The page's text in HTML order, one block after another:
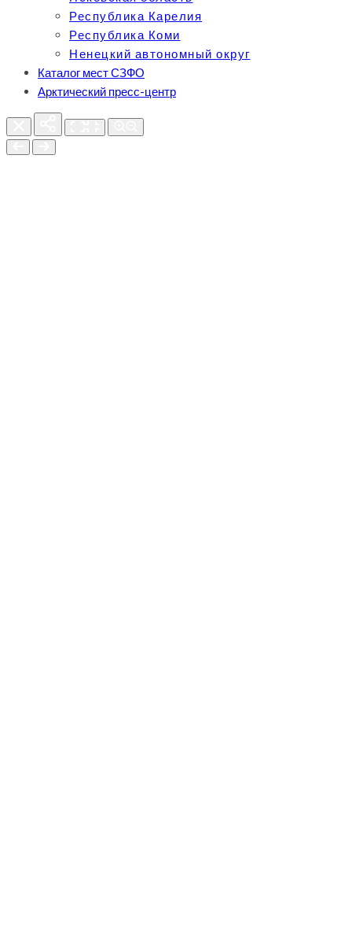
Республика Карелия
Республика Коми
Ненецкий автономный округ
Каталог мест СЗФО
Арктический пресс-центр